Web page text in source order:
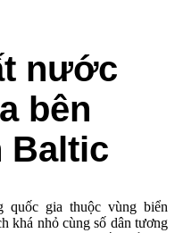
nước
bên
Baltic
quốc gia thuộc vùng biển
khá nhỏ cùng số dân tương